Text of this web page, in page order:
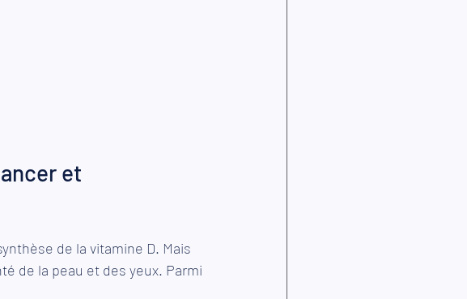
et
de la vitamine D. Mais
de la peau et des yeux. Parmi